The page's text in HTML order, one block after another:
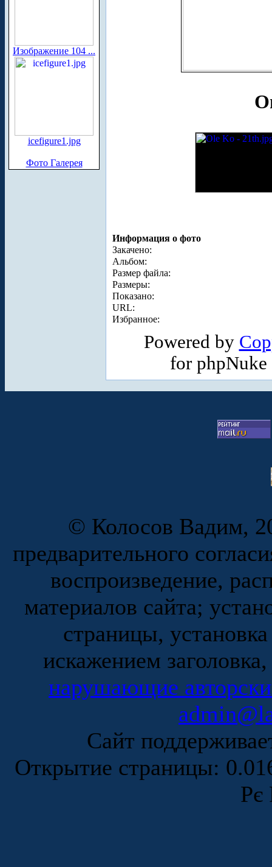
Изображение 104 ...
icefigure1.jpg
Фото Галерея
Информация о фото
Закачено:
Альбом:
Размер файла:
Размеры:
Показано:
URL:
Избранное:
Powered by
for
© Колосов Вадим,
предварительного
воспроизведение,
материалов сайта;
страницы,
искажением
нарушающие
Сайт
Открытие страницы:
Рє